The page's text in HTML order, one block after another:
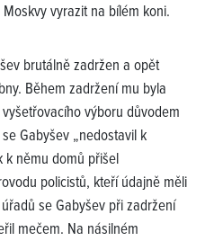
vyrazit na bílém koni.
brutálně zadržen a opět
Během zadržení mu byla
výboru důvodem
Gabyšev „nedostavil k
k němu domů přišel
policistů, kteří údajně měli
se Gabyšev při zadržení
mečem. Na násilném